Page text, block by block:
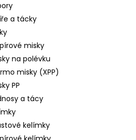
a tácky
misky
na polévku
misky (XPP)
PP
a tácy
kelímky